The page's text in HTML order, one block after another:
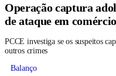
Operação captura
de ataque em
PCCE investiga se os suspeitos
outros crimes
Balanço